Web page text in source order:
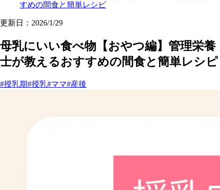
すめの間食と簡単レシピ
更新日：2026/1/29
母乳にいい食べ物【おやつ編】管理栄養
士が教えるおすすめの間食と簡単レシピ
#授乳期#授乳#ママ#産後